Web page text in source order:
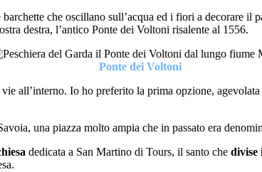
barchette che oscillano sull’acqua ed i fiori a decorare il
destra, l’antico Ponte dei Voltoni risalente al 1556.
Ponte dei Voltoni
all’interno. Io ho preferito la prima opzione,
una piazza molto ampia che in passato era
dedicata a San Martino di Tours, il santo che divise